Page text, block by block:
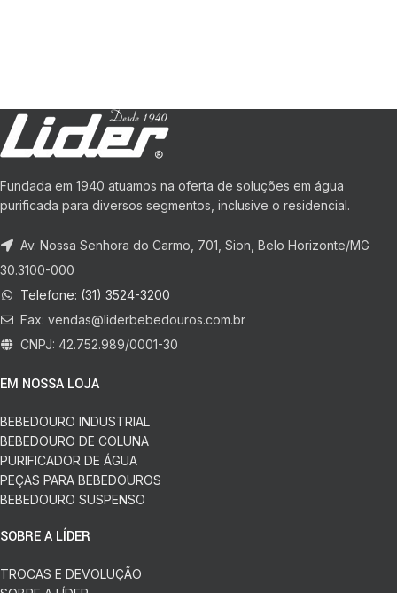
Fundada em 1940 atuamos na oferta de soluções em água
purificada para diversos segmentos, inclusive o residencial.
Av. Nossa Senhora do Carmo, 701, Sion, Belo Horizonte/MG
30.3100-000
Telefone: (31) 3524-3200
Fax: vendas@liderbebedouros.com.br
CNPJ: 42.752.989/0001-30
EM NOSSA LOJA
BEBEDOURO INDUSTRIAL
BEBEDOURO DE COLUNA
PURIFICADOR DE ÁGUA
PEÇAS PARA BEBEDOUROS
BEBEDOURO SUSPENSO
SOBRE A LÍDER
TROCAS E DEVOLUÇÃO